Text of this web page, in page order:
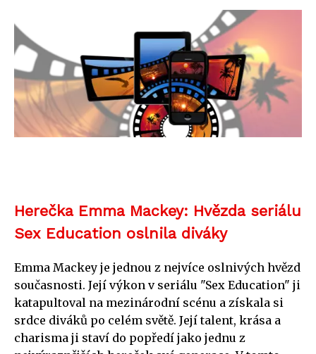
Herečka Emma Mackey: Hvězda seriálu
Sex Education oslnila diváky
Emma Mackey je jednou z nejvíce oslnivých hvězd
současnosti. Její výkon v seriálu "Sex Education" ji
katapultoval na mezinárodní scénu a získala si
srdce diváků po celém světě. Její talent, krása a
charisma ji staví do popředí jako jednu z